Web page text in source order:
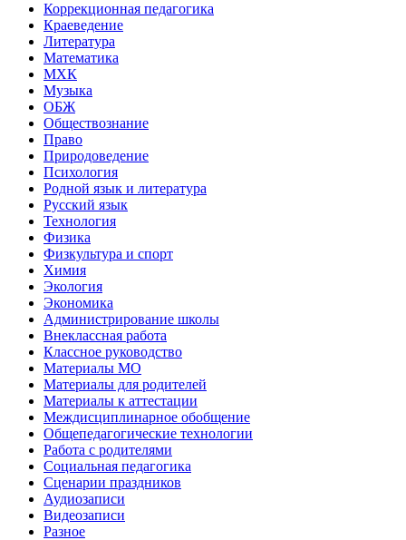
Коррекционная педагогика
Краеведение
Литература
Математика
МХК
Музыка
ОБЖ
Обществознание
Право
Природоведение
Психология
Родной язык и литература
Русский язык
Технология
Физика
Физкультура и спорт
Химия
Экология
Экономика
Администрирование школы
Внеклассная работа
Классное руководство
Материалы МО
Материалы для родителей
Материалы к аттестации
Междисциплинарное обобщение
Общепедагогические технологии
Работа с родителями
Социальная педагогика
Сценарии праздников
Аудиозаписи
Видеозаписи
Разное